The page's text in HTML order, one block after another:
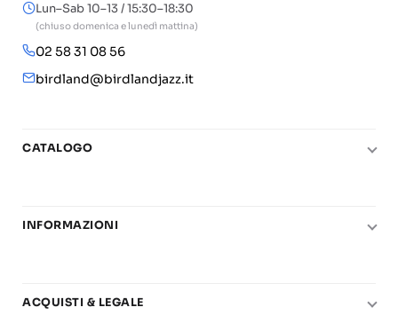
Lun–Sab 10–13 / 15:30–18:30
(chiuso domenica e lunedì mattina)
02 58 31 08 56
birdland@birdlandjazz.it
CATALOGO
Chitarra
Basi play-along
INFORMAZIONI
Carta del Docente
ACQUISTI & LEGALE